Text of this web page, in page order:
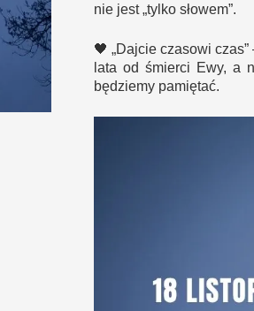
nie jest „tylko słowem”.
🖤 „Dajcie czasowi
lata od śmierci Ewy, a
będziemy pamiętać.